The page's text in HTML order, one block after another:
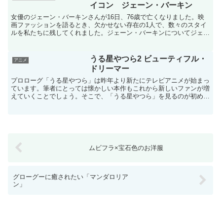
イコン ジェーン・バーキン
女優のジェーン・バーキンさんが16日、76歳で亡くなりました。映
画ファッションを語るとき、欠かせない存在の1人で、数々のスタイ
ルを私たちに残してくれました。ジェーン・バーキンについてジェー
アニメ
うる星やつら2 ビューティフル・
ドリーマー
プロローグ「うる星やつら」は昨年より新たにテレビアニメが始まっ
ています。筆者にとっては懐かしい本作もこれから新しいファンが増
えていくことでしょう。そこで、「うる星やつら」を見るのが初めて
ムビフラ×宝石色のお洋服
グローグーに癒されたい「マンダロリア
ン」